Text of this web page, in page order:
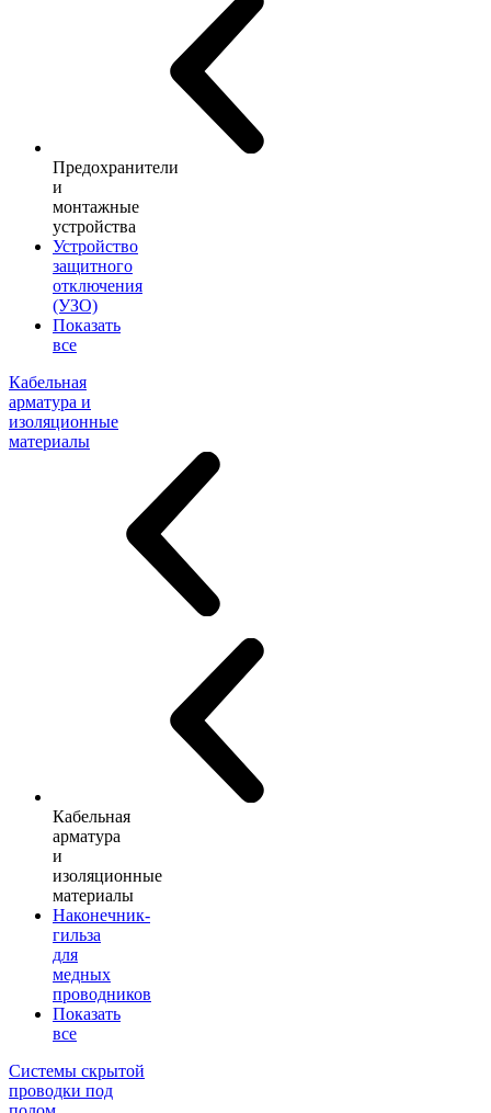
Предохранители
и
монтажные
устройства
Устройство
защитного
отключения
(УЗО)
Показать
все
Кабельная
арматура и
изоляционные
материалы
Кабельная
арматура
и
изоляционные
материалы
Наконечник-
гильза
для
медных
проводников
Показать
все
Системы скрытой
проводки под